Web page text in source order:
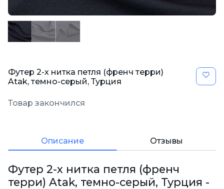
Футер 2-х нитка петля (френч терри)
Atak, темно-серый, Турция
Товар закончился
Описание Отзывы
Футер 2-х нитка петля (френч
терри) Atak, темно-серый, Турция -